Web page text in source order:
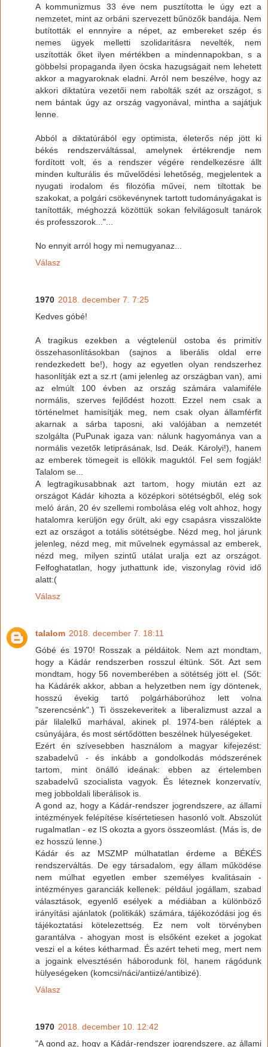
A kommunizmus 33 éve nem pusztította le úgy ezt a
nemzetet, mint az orbáni szervezett bűnözők bandája. Nem
butították el ennnyire a népet, az embereket szép és
nemes ügyek melletti szolidaritásra nevelték, nem
uszították őket ilyen mértékben a mindennapokban, s a
göbbelsi propaganda ilyen ócska hazugságait nem lehetett
akkor a magyaroknak eladni. Arról nem beszélve, hogy az
akkori diktatúra vezetői nem rabolták szét az országot, s
nem bántak úgy az ország vagyonával, mintha a sajátjuk
lenne.
Abból a diktatúrából egy optimista, életerős nép jött ki
békés rendszerváltással, amelynek értékrendje nem
fordított volt, és a rendszer végére rendelkezésre állt
minden kulturális és művelődési lehetőség, megjelentek a
nyugati irodalom és filozófia művei, nem tiltottak be
szakokat, a polgári csökevénynek tartott tudományágakat is
tanították, méghozzá közöttük sokan felvilágosult tanárok
és professzorok..."...
No ennyit arról hogy mi nemugyanaz...
Válasz
1970 2018. december 7. 7:25
Kedves góbé!
A tragikus ezekben a végtelenül ostoba és primitív
összehasonlításokban (sajnos a liberális oldal erre
rendezkedett be!), hogy az egyetlen olyan rendszerhez
hasonlítják ezt a sz.rt (ami jelenleg az országban van), ami
az elmúlt 100 évben az ország számára valamiféle
normális, szerves fejlődést hozott. Ezzel nem csak a
történelmet hamisítják meg, nem csak olyan államférfit
akarnak a sárba taposni, aki valójában a nemzetét
szolgálta (PuPunak igaza van: nálunk hagyománya van a
normális vezetők letiprásának, lsd. Deák. Károlyi!), hanem
az emberek tömegeit is ellökik maguktól. Fel sem fogják!
Talalom se...
A legtragikusabbnak azt tartom, hogy miután ezt az
országot Kádár kihozta a középkori sötétségből, elég sok
meló árán, 20 év szellemi rombolása elég volt ahhoz, hogy
hatalomra kerüljön egy őrült, aki egy csapásra visszalökte
ezt az országot a totális sötétségbe. Nézd meg, hol járunk
jelenleg, nézd meg, mit művelnek egymással az emberek,
nézd meg, milyen szintű utálat uralja ezt az országot.
Felfoghatatlan, hogy juthattunk ide, viszonylag rövid idő
alatt:(
Válasz
talalom 2018. december 7. 18:11
Góbé és 1970! Rosszak a példáitok. Nem azt mondtam,
hogy a Kádár rendszerben rosszul éltünk. Sőt. Azt sem
mondtam, hogy 56 novemberében a sötétség jött el. (Sőt:
ha Kádárék akkor, abban a helyzetben nem így döntenek,
hosszú évekig tartó polgárháborúhoz lett volna
"szerencsénk".) Ti összekeveritek a liberalizmust azzal a
pár lilalelkű marhával, akinek pl. 1974-ben ráléptek a
csúnyájára, és most sértődötten beszélnek hülyeségeket.
Ezért én szívesebben használom a magyar kifejezést:
szabadelvű - és inkább a gondolkodás módszerének
tartom, mint önálló ideának: ebben az értelemben
szabadelvű szocialista vagyok. És léteznek konzervatív,
meg jobboldali liberálisok is.
A gond az, hogy a Kádár-rendszer jogrendszere, az állami
intézmények felépítése kísértetiesen hasonló volt. Abszolút
rugalmatlan - ez IS okozta a gyors összeomlást. (Más is, de
ez hosszú lenne.)
Kádár és az MSZMP múlhatatlan érdeme a BÉKÉS
rendszerváltás. De egy társadalom, egy állam működése
nem múlhat egyetlen ember személyes kvalitásain -
intézményes garanciák kellenek: például jogállam, szabad
választások, egyenlő esélyek a médiában a különböző
irányítási ajánlatok (politikák) számára, tájékozódási jog és
tájékoztatási kötelezettség. Ez nem volt törvényben
garantálva - ahogyan most is elsőként ezeket a jogokat
veszi el a kétes kétharmad. És azért teheti meg, mert nem
a jogaink elvesztésén háborodunk föl, hanem rágódunk
hülyeségeken (komcsi/náci/antiizé/antibizé).
Válasz
1970 2018. december 10. 12:42
"A gond az, hogy a Kádár-rendszer jogrendszere, az állami